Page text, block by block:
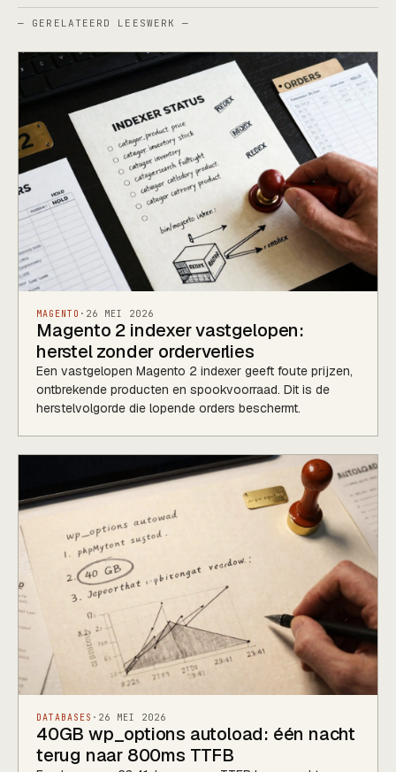
— GERELATEERD LEESWERK —
MAGENTO · 26 MEI 2026
Magento 2 indexer vastgelopen:
herstel zonder orderverlies
Een vastgelopen Magento 2 indexer geeft foute prijzen,
ontbrekende producten en spookvoorraad. Dit is de
herstelvolgorde die lopende orders beschermt.
DATABASES · 26 MEI 2026
40GB wp_options autoload: één nacht
terug naar 800ms TTFB